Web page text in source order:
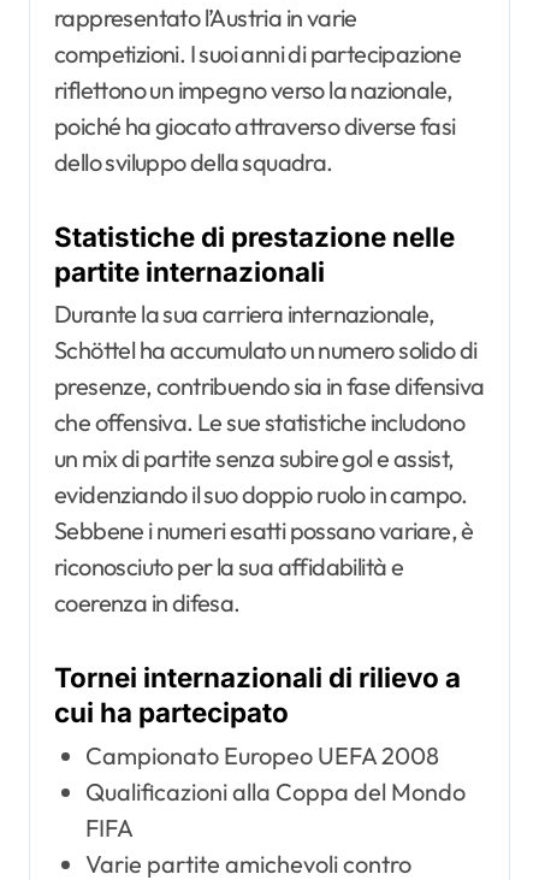
rappresentato l’Austria in varie
competizioni. I suoi anni di partecipazione
riflettono un impegno verso la nazionale,
poiché ha giocato attraverso diverse fasi
dello sviluppo della squadra.
Statistiche di prestazione nelle
partite internazionali
Durante la sua carriera internazionale,
Schöttel ha accumulato un numero solido di
presenze, contribuendo sia in fase difensiva
che offensiva. Le sue statistiche includono
un mix di partite senza subire gol e assist,
evidenziando il suo doppio ruolo in campo.
Sebbene i numeri esatti possano variare, è
riconosciuto per la sua affidabilità e
coerenza in difesa.
Tornei internazionali di rilievo a
cui ha partecipato
Campionato Europeo UEFA 2008
Qualificazioni alla Coppa del Mondo
FIFA
Varie partite amichevoli contro